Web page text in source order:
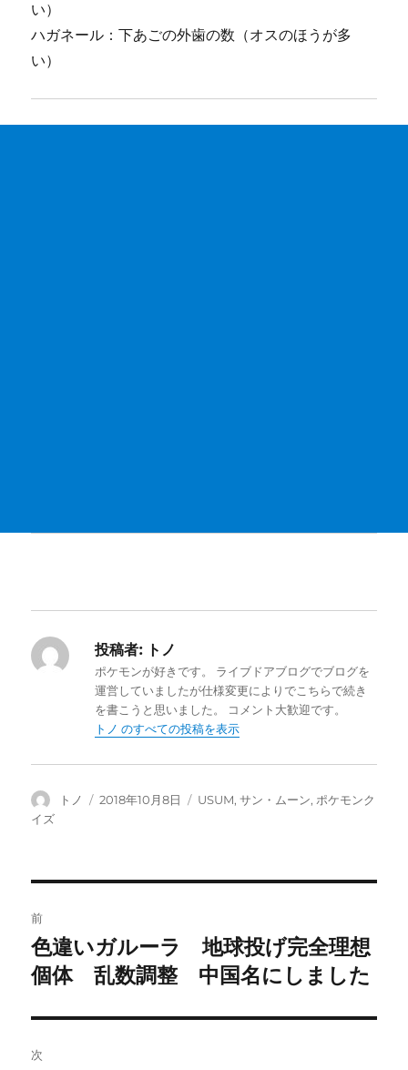
い）
ハガネール：下あごの外歯の数（オスのほうが多
い）
投稿者: トノ
ポケモンが好きです。 ライブドアブログでブログを
運営していましたが仕様変更によりでこちらで続き
を書こうと思いました。 コメント大歓迎です。
トノ のすべての投稿を表示
投
トノ
投
2018年10月8日
カ
USUM,サン・ムーン, ポケモンク
イズ
稿
ナ
ビ
ゲ
前
前
の
稿:
色違いガルーラ 地球投げ完全理想
個体 乱数調整 中国名にしました
次